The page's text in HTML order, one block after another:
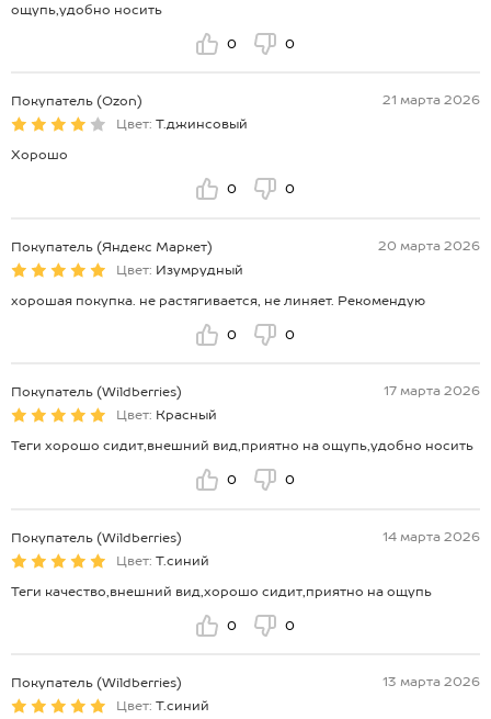
ощупь,удобно носить
0 0
Покупатель (Ozon)
21 марта 2026
Цвет: Т.джинсовый
Хорошо
0 0
Покупатель (Яндекс Маркет)
20 марта 2026
Цвет: Изумрудный
хорошая покупка. не растягивается, не линяет. Рекомендую
0 0
Покупатель (Wildberries)
17 марта 2026
Цвет: Красный
Теги хорошо сидит,внешний вид,приятно на ощупь,удобно носить
0 0
Покупатель (Wildberries)
14 марта 2026
Цвет: Т.синий
Теги качество,внешний вид,хорошо сидит,приятно на ощупь
0 0
Покупатель (Wildberries)
13 марта 2026
Цвет: Т.синий